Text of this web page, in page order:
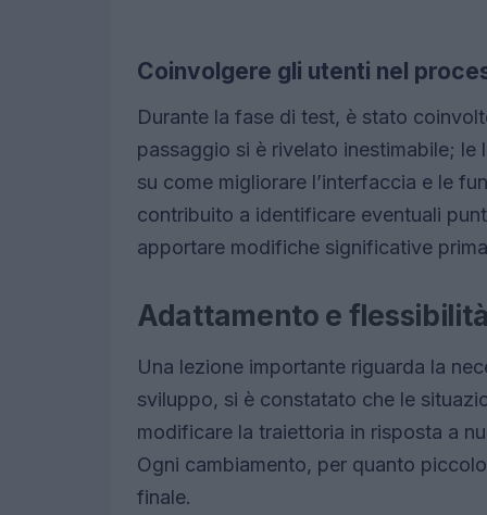
Coinvolgere gli utenti nel
Durante la fase di test, è stato
passaggio si è rivelato inestimabile;
su come migliorare l’interfaccia e le
contribuito a identificare eventuali
apportare modifiche significative
Adattamento e flessibilità
Una lezione importante riguarda la
sviluppo, si è constatato che le
modificare la traiettoria in risposta a
Ogni cambiamento, per quanto
finale.